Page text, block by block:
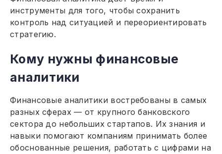
инструменты для того, чтобы сохранить
контроль над ситуацией и переориентировать
стратегию.
Кому нужны финансовые
аналитики
Финансовые аналитики востребованы в самых
разных сферах — от крупного банковского
сектора до небольших стартапов. Их знания и
навыки помогают компаниям принимать более
обоснованные решения, работать с цифрами на